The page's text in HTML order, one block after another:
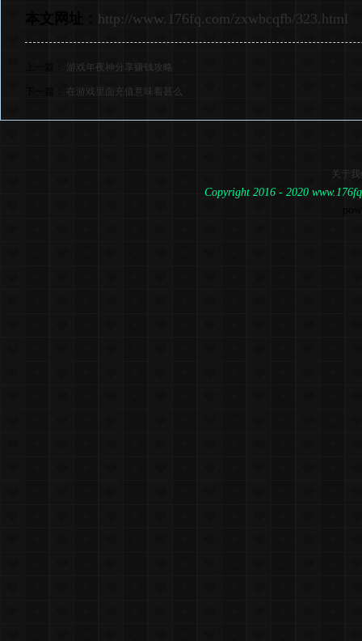
本文网址： http://www.176fq.com/zxwbcqfb/323.html
游戏年夜神分享赚钱攻略
在游戏里面充值意味着甚么
关于
Copyright 2016 - 2020